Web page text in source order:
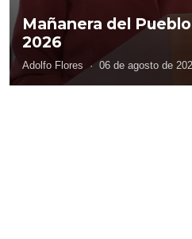
Mañanera del
2026
Adolfo Flores · 06 de agosto de